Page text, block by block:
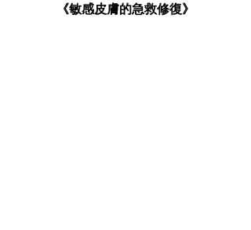
《敏感皮膚的急救修復》